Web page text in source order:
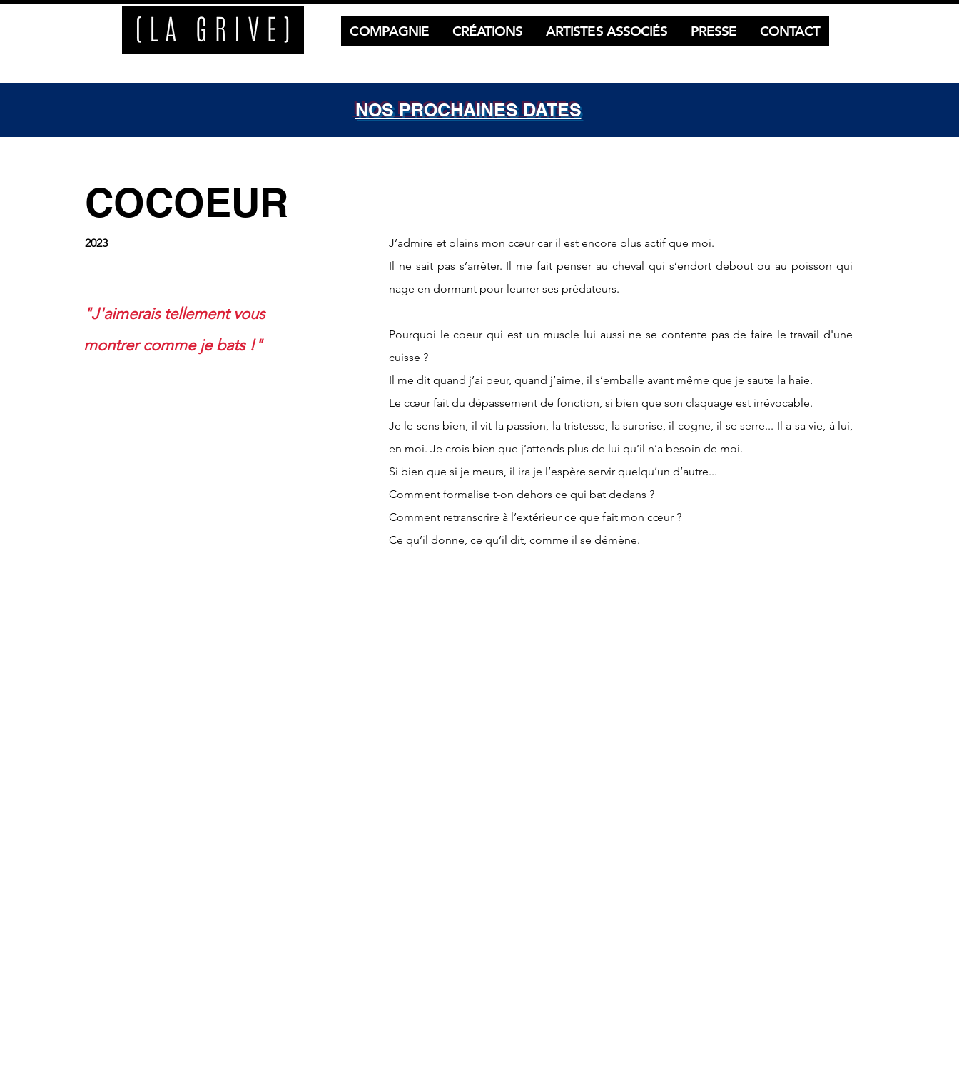
COMPAGNIE CRÉATIONS ARTISTES ASSOCIÉS PRESSE CONTACT
NOS PROCHAINES DATES
COCOEUR
2023
"J'aimerais tellement vous
montrer comme je bats !"
J’admire et plains mon cœur car il est encore plus actif que moi.
Il ne sait pas s’arrêter. Il me fait penser au cheval qui s’endort debout ou au poisson qui
nage en dormant pour leurrer ses prédateurs.
Pourquoi le coeur qui est un muscle lui aussi ne se contente pas de faire le travail d'une
cuisse ?
Il me dit quand j’ai peur, quand j’aime, il s’emballe avant même que je saute la haie.
Le cœur fait du dépassement de fonction, si bien que son claquage est irrévocable.
Je le sens bien, il vit la passion, la tristesse, la surprise, il cogne, il se serre... Il a sa vie, à lui,
en moi. Je crois bien que j’attends plus de lui qu’il n’a besoin de moi.
Si bien que si je meurs, il ira je l’espère servir quelqu’un d’autre...
Comment formalise t-on dehors ce qui bat dedans ?
Comment retranscrire à l’extérieur ce que fait mon cœur ?
Ce qu’il donne, ce qu’il dit, comme il se démène.